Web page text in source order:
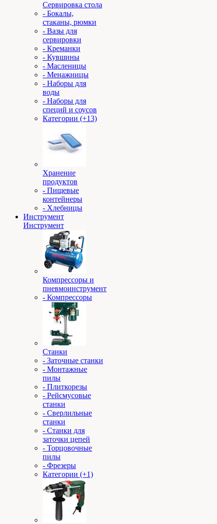
Сервировка стола
- Бокалы,
стаканы, рюмки
- Вазы для
сервировки
- Креманки
- Кувшины
- Масленицы
- Менажницы
- Наборы для
воды
- Наборы для
специй и соусов
Категории (+13)
Хранение
продуктов
- Пищевые
контейнеры
- Хлебницы
Инструмент
Инструмент
Компрессоры и
пневмоинструмент
- Компрессоры
Станки
- Заточные станки
- Монтажные
пилы
- Плиткорезы
- Рейсмусовые
станки
- Сверлильные
станки
- Станки для
заточки цепей
- Торцовочные
пилы
- Фрезеры
Категории (+1)